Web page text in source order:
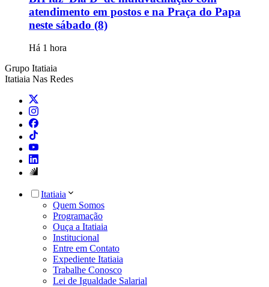
atendimento em postos e na Praça do Papa
neste sábado (8)
Há 1 hora
Grupo Itatiaia
Itatiaia Nas Redes
Itatiaia
Quem Somos
Programação
Ouça a Itatiaia
Institucional
Entre em Contato
Expediente Itatiaia
Trabalhe Conosco
Lei de Igualdade Salarial